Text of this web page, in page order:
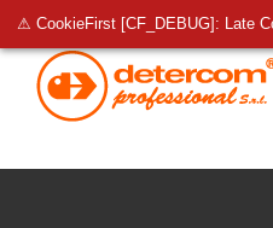
⚠ CookieFirst [CF_DEBUG]: Late